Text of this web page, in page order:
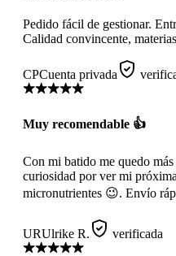
Pedido fácil de gestionar.
Calidad convincente,
CPCuenta privada
Muy recomendable 👍
Con mi batido me quedo
curiosidad por ver mi
micronutrientes 😉. Envío
URUlrike R. verificada